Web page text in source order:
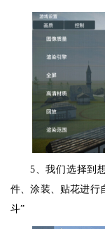
5、我们选择到
件、涂装、贴花进行
斗”